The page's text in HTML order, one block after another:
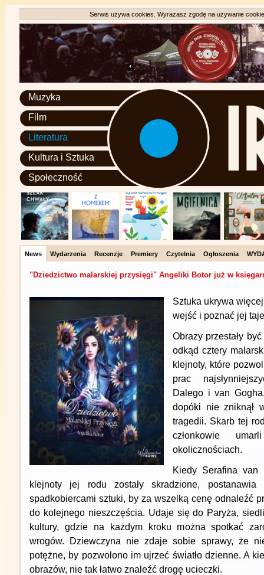
Serwis używa cookies. Wyrażasz zgodę na używanie
Muzyka
Film
Literatura
Kultura i Sztuka
Społeczność
News Wydarzenia Recenzje Premiery Czytelnia Ogłoszenia
"Dziedzictwo malarskiej przysięgi" Angeliki Botor już w
Sztuka ukrywa
wejść i poznać jej
Obrazy przestały
odkąd cztery
klejnoty, które
prac
Dalego i van
dopóki nie zniknął
tragedii. Skarb tej
członkowie
okolicznościach.
Kiedy Serafina
klejnoty jej rodu zostały skradzione, postanawia
spadkobiercami sztuki, by za wszelką cenę odnaleźć
do kolejnego nieszczęścia. Udaje się do Paryża,
kultury, gdzie na każdym kroku można spotkać
wrogów. Dziewczyna nie zdaje sobie sprawy, że
potężne, by pozwolono im ujrzeć światło dzienne. A
obrazów, nie tak łatwo znaleźć drogę ucieczki.